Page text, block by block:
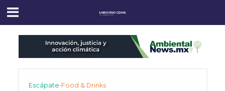
Escápate•Food & Drinks